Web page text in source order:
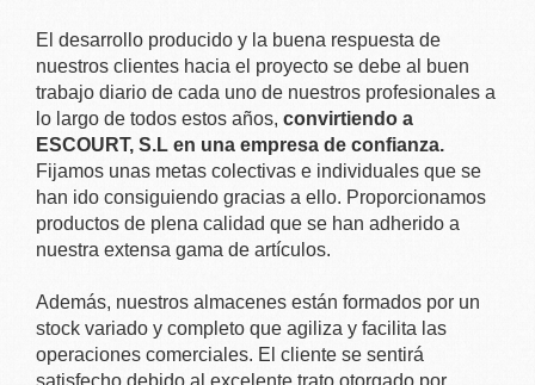
El desarrollo producido y la buena respuesta de
nuestros clientes hacia el proyecto se debe al buen
trabajo diario de cada uno de nuestros profesionales a
lo largo de todos estos años, convirtiendo a
ESCOURT, S.L en una empresa de confianza.
Fijamos unas metas colectivas e individuales que se
han ido consiguiendo gracias a ello. Proporcionamos
productos de plena calidad que se han adherido a
nuestra extensa gama de artículos.
Además, nuestros almacenes están formados por un
stock variado y completo que agiliza y facilita las
operaciones comerciales. El cliente se sentirá